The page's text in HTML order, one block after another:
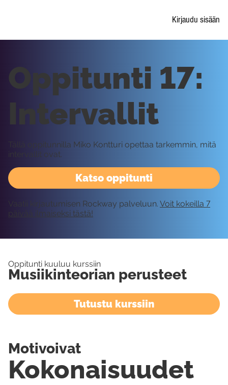
Kirjaudu sisään
Katso oppitunti
Oppitunti 17:
Intervallit
Tällä oppitunnilla Miko Kontturi opettaa tarkemmin, mitä
intervallit ovat.
Vaatii kirjautumisen Rockway palveluun. Voit kokeilla 7
päivää ilmaiseksi tästä!
Oppitunti kuuluu kurssiin
Musiikinteorian perusteet
Tutustu kurssiin
Kokonaisuudet
Motivoivat